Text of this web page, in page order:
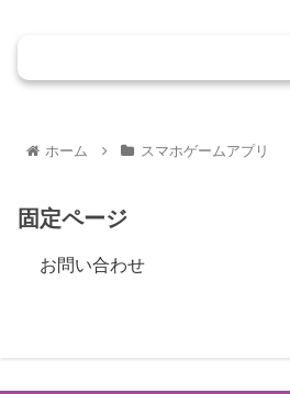
ホーム スマホゲームアプリ
固定ページ
お問い合わせ